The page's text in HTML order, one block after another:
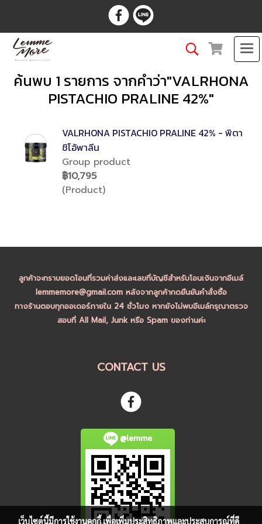
ค้นพบ 1 รายการ จากคำว่า"VALRHONA
PISTACHIO PRALINE 42%"
VALRHONA PISTACHIO PRALINE 42% - พิตา
ชิโอ้พาลีน
Group product
฿10,795
(Product)
ลูกค้าจะทราบยอดโอนที่รวมค่าส่งและเลขที่บัญชีสำหรับโอนเงินจากอีเมล์
lemmemore@gmail.com หลังจากลูกค้ากดยืนยันคำสั่งซื้อ
ทางร้านตอบทุกออเดอร์ภายใน 24 ชั่วโมง หากยังไม่พบอีเมล์กรุณาตรวจ
สอบที่ All Mail, Junk หรือ Spam ของท่านค่ะ
CONTACT US
@lemme
เว็บไซต์นี้มีการใช้งานคุกกี้ เพื่อเพิ่มประสิทธิภาพและประสบการณ์ที่ดี